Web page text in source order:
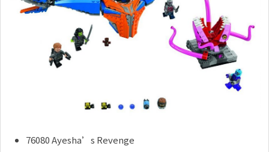
76080 Ayesha’s Revenge